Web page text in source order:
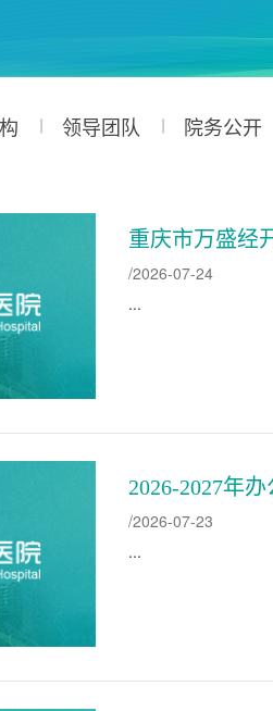
领导团队 院务公开
重庆市万盛经
/2026-07-24
...
2026-2027年
/2026-07-23
...